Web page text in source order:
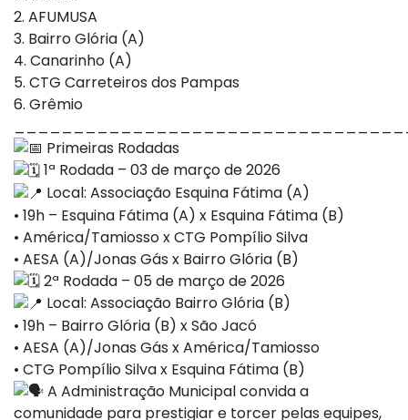
2. AFUMUSA
3. Bairro Glória (A)
4. Canarinho (A)
5. CTG Carreteiros dos Pampas
6. Grêmio
Primeiras Rodadas
1ª Rodada – 03 de março de 2026
Local: Associação Esquina Fátima (A)
• 19h – Esquina Fátima (A) x Esquina Fátima (B)
• América/Tamiosso x CTG Pompílio Silva
• AESA (A)/Jonas Gás x Bairro Glória (B)
2ª Rodada – 05 de março de 2026
Local: Associação Bairro Glória (B)
• 19h – Bairro Glória (B) x São Jacó
• AESA (A)/Jonas Gás x América/Tamiosso
• CTG Pompílio Silva x Esquina Fátima (B)
A Administração Municipal convida a
comunidade para prestigiar e torcer pelas equipes,